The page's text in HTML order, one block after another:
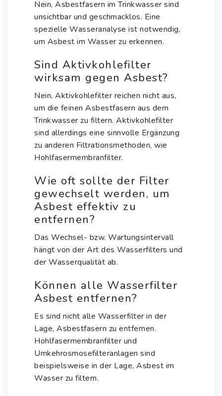
Nein, Asbestfasern im Trinkwasser sind
unsichtbar und geschmacklos. Eine
spezielle Wasseranalyse ist notwendig,
um Asbest im Wasser zu erkennen.
Sind Aktivkohlefilter
wirksam gegen Asbest?
Nein, Aktivkohlefilter reichen nicht aus,
um die feinen Asbestfasern aus dem
Trinkwasser zu filtern. Aktivkohlefilter
sind allerdings eine sinnvolle Ergänzung
zu anderen Filtrationsmethoden, wie
Hohlfasermembranfilter.
Wie oft sollte der Filter
gewechselt werden, um
Asbest effektiv zu
entfernen?
Das Wechsel- bzw. Wartungsintervall
hängt von der Art des Wasserfilters und
der Wasserqualität ab.
Können alle Wasserfilter
Asbest entfernen?
Es sind nicht alle Wasserfilter in der
Lage, Asbestfasern zu entfernen.
Hohlfasermembranfilter und
Umkehrosmosefilteranlagen sind
beispielsweise in der Lage, Asbest im
Wasser zu filtern.